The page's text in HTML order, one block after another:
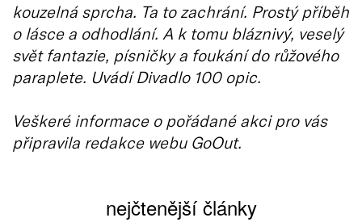
kouzelná sprcha. Ta to zachrání. Prostý příběh
o lásce a odhodlání. A k tomu bláznivý, veselý
svět fantazie, písničky a foukání do růžového
paraplete. Uvádí Divadlo 100 opic.
Veškeré informace o pořádané akci pro vás
připravila redakce webu GoOut.
nejčtenější články